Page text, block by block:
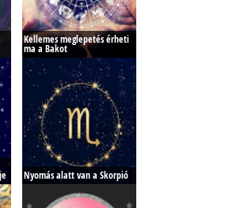
Kellemes meglepetés érheti
ma a Bakot
Nyomás alatt van a Skorpió